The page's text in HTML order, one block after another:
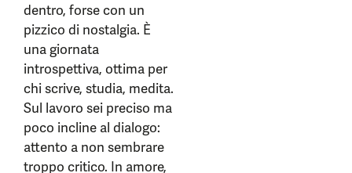
dentro, forse con un
pizzico di nostalgia. È
una giornata
introspettiva, ottima per
chi scrive, studia, medita.
Sul lavoro sei preciso ma
poco incline al dialogo:
attento a non sembrare
troppo critico. In amore,